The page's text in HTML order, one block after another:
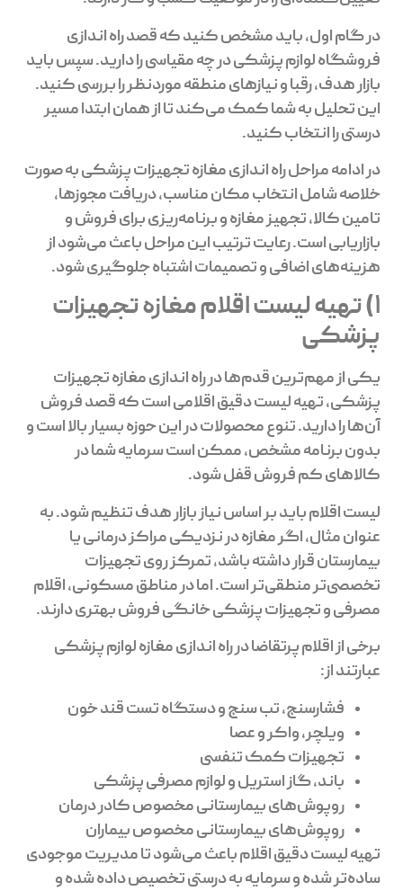
در گام اول، باید مشخص کنید که قصد راه اندازی
فروشگاه لوازم پزشکی در چه مقیاسی را دارید. سپس باید
بازار هدف، رقبا و نیازهای منطقه موردنظر را بررسی کنید.
این تحلیل به شما کمک می‌کند تا از همان ابتدا مسیر
درستی را انتخاب کنید.
در ادامه مراحل راه اندازی مغازه تجهیزات پزشکی به صورت
خلاصه شامل انتخاب مکان مناسب، دریافت مجوزها،
تامین کالا، تجهیز مغازه و برنامه‌ریزی برای فروش و
بازاریابی است. رعایت ترتیب این مراحل باعث می‌شود از
هزینه‌های اضافی و تصمیمات اشتباه جلوگیری شود.
1) تهیه لیست اقلام مغازه تجهیزات
پزشکی
یکی از مهم‌ترین قدم‌ها در راه اندازی مغازه تجهیزات
پزشکی، تهیه لیست دقیق اقلامی است که قصد فروش
آن‌ها را دارید. تنوع محصولات در این حوزه بسیار بالا است و
بدون برنامه مشخص، ممکن است سرمایه شما در
کالاهای کم فروش قفل شود.
لیست اقلام باید بر اساس نیاز بازار هدف تنظیم شود. به
عنوان مثال، اگر مغازه در نزدیکی مراکز درمانی یا
بیمارستان قرار داشته باشد، تمرکز روی تجهیزات
تخصصی‌تر منطقی‌تر است. اما در مناطق مسکونی، اقلام
مصرفی و تجهیزات پزشکی خانگی فروش بهتری دارند.
برخی از اقلام پرتقاضا در راه اندازی مغازه لوازم پزشکی
عبارتند از:
فشارسنج، تب سنج و دستگاه تست قند خون
ویلچر، واکر و عصا
تجهیزات کمک تنفسی
باند، گاز استریل و لوازم مصرفی پزشکی
روپوش‌های بیمارستانی مخصوص کادر درمان
روپوش‌های بیمارستانی مخصوص بیماران
تهیه لیست دقیق اقلام باعث می‌شود تا مدیریت موجودی
ساده‌تر شده و سرمایه به درستی تخصیص داده شده و